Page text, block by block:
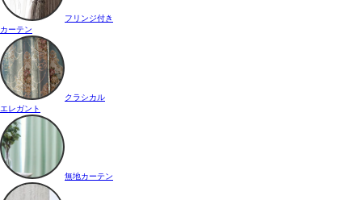
フリンジ付き
カーテン
クラシカル
エレガント
無地カーテン